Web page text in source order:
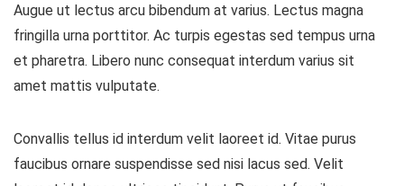
Augue ut lectus arcu bibendum at varius. Lectus magna
fringilla urna porttitor. Ac turpis egestas sed tempus urna
et pharetra. Libero nunc consequat interdum varius sit
amet mattis vulputate.
Convallis tellus id interdum velit laoreet id. Vitae purus
faucibus ornare suspendisse sed nisi lacus sed. Velit